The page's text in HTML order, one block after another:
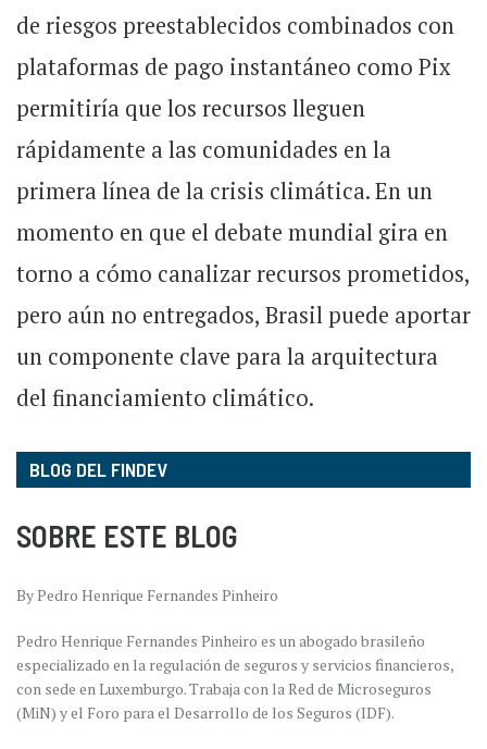
de riesgos preestablecidos combinados con
plataformas de pago instantáneo como Pix
permitiría que los recursos lleguen
rápidamente a las comunidades en la
primera línea de la crisis climática. En un
momento en que el debate mundial gira en
torno a cómo canalizar recursos prometidos,
pero aún no entregados, Brasil puede aportar
un componente clave para la arquitectura
del financiamiento climático.
BLOG DEL FINDEV
SOBRE ESTE BLOG
By Pedro Henrique Fernandes Pinheiro
Pedro Henrique Fernandes Pinheiro es un abogado brasileño
especializado en la regulación de seguros y servicios financieros,
con sede en Luxemburgo. Trabaja con la Red de Microseguros
(MiN) y el Foro para el Desarrollo de los Seguros (IDF).